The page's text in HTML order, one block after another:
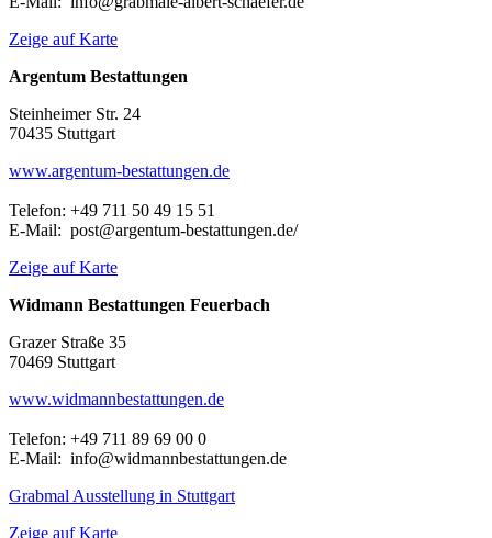
Zeige auf Karte
Argentum Bestattungen
Steinheimer Str. 24
70435 Stuttgart
www.argentum-bestattungen.de
Telefon: +49 711 50 49 15 51
E-Mail: post@argentum-bestattungen.de/
Zeige auf Karte
Widmann Bestattungen Feuerbach
Grazer Straße 35
70469 Stuttgart
www.widmannbestattungen.de
Telefon: +49 711 89 69 00 0
E-Mail: info@widmannbestattungen.de
Grabmal Ausstellung in Stuttgart
Zeige auf Karte